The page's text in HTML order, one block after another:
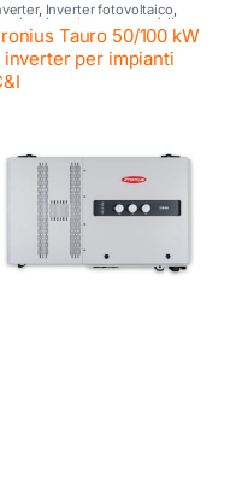
, Inverter fotovoltaico,
Inverter commerciali
Tauro 50/100 kW
inverter per impianti